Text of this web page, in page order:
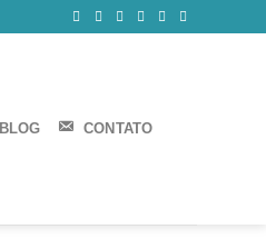
BLOG CONTATO